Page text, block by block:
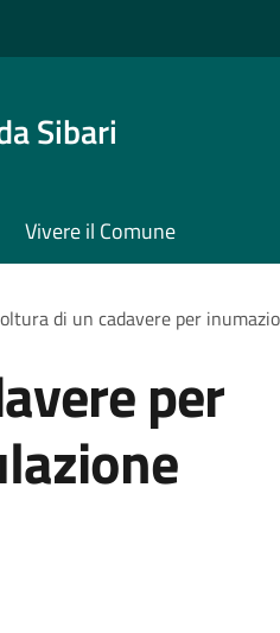
Sibari
Vivere il Comune
di un cadavere per
per